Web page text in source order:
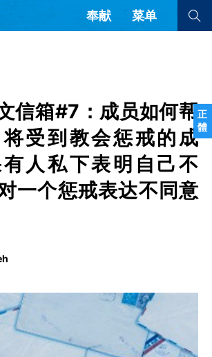
正
體
奉献 菜单
解经式讲道与神学
查看全部
查看全部
隐私条款 其他的模式
土耳其语
阿拉伯语
塞尔维亚语 柬埔寨语
信箱#7：成员如何帮
受到教会惩戒的成
人私下表明自己不
一个惩戒表达不同意